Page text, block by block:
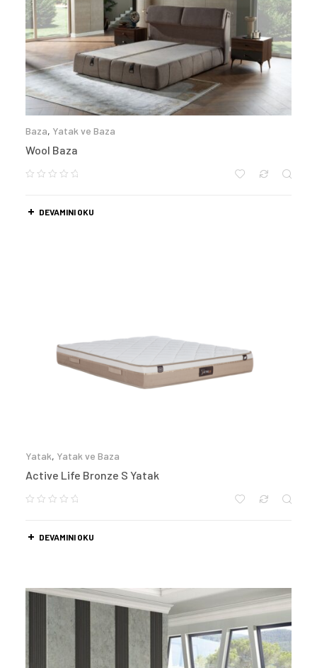
Baza, Yatak ve Baza
Wool Baza
DEVAMINI OKU
Yatak, Yatak ve Baza
Active Life Bronze S Yatak
DEVAMINI OKU